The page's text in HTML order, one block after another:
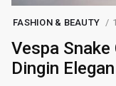
FASHION & BEAUTY
Vespa
Dingin